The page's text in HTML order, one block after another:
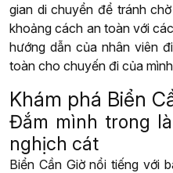
gian di chuyển để tránh
khoảng cách an toàn với
hướng dẫn của nhân viên
toàn cho chuyến đi của
Khám phá Biển
Đắm mình trong
nghịch cát
Biển Cần Giờ nổi tiếng với